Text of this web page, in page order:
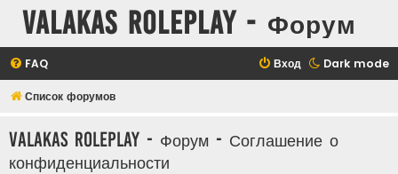
Valakas Roleplay - Форум
Dark mode
FAQ Вход
Список форумов
Valakas Roleplay - Форум - Соглашение о
конфиденциальности